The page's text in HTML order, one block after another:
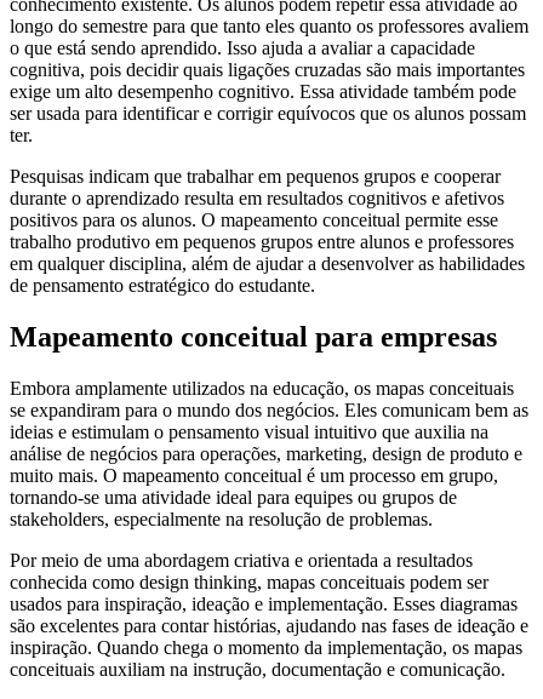
conhecimento existente. Os alunos podem repetir essa atividade ao
longo do semestre para que tanto eles quanto os professores avaliem
o que está sendo aprendido. Isso ajuda a avaliar a capacidade
cognitiva, pois decidir quais ligações cruzadas são mais importantes
exige um alto desempenho cognitivo. Essa atividade também pode
ser usada para identificar e corrigir equívocos que os alunos possam
ter.
Pesquisas indicam que trabalhar em pequenos grupos e cooperar
durante o aprendizado resulta em resultados cognitivos e afetivos
positivos para os alunos. O mapeamento conceitual permite esse
trabalho produtivo em pequenos grupos entre alunos e professores
em qualquer disciplina, além de ajudar a desenvolver as habilidades
de pensamento estratégico do estudante.
Mapeamento conceitual para empresas
Embora amplamente utilizados na educação, os mapas conceituais
se expandiram para o mundo dos negócios. Eles comunicam bem as
ideias e estimulam o pensamento visual intuitivo que auxilia na
análise de negócios para operações, marketing, design de produto e
muito mais. O mapeamento conceitual é um processo em grupo,
tornando-se uma atividade ideal para equipes ou grupos de
stakeholders, especialmente na resolução de problemas.
Por meio de uma abordagem criativa e orientada a resultados
conhecida como design thinking, mapas conceituais podem ser
usados para inspiração, ideação e implementação. Esses diagramas
são excelentes para contar histórias, ajudando nas fases de ideação e
inspiração. Quando chega o momento da implementação, os mapas
conceituais auxiliam na instrução, documentação e comunicação.